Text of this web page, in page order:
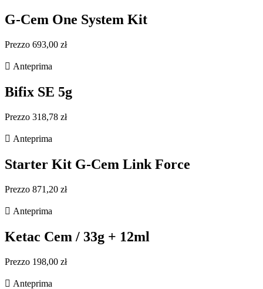
G-Cem One System Kit
Prezzo 693,00 zł
 Anteprima
Bifix SE 5g
Prezzo 318,78 zł
 Anteprima
Starter Kit G-Cem Link Force
Prezzo 871,20 zł
 Anteprima
Ketac Cem / 33g + 12ml
Prezzo 198,00 zł
 Anteprima